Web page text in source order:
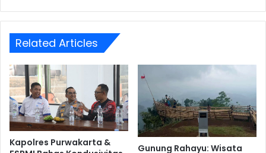
Related Articles
Kapolres Purwakarta &
Gunung Rahayu: Wisata